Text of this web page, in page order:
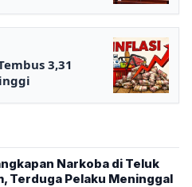
3,31
Narkoba di Teluk
Terduga Pelaku Meninggal